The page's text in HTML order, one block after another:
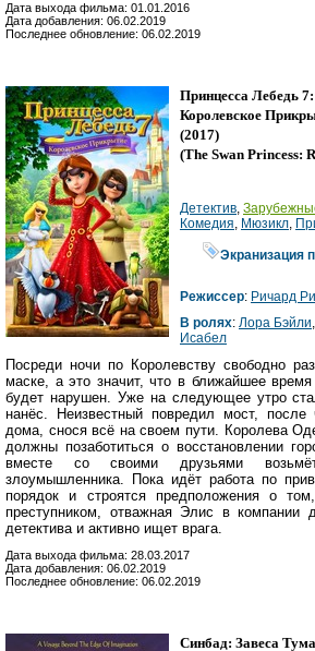
Дата выхода фильма: 01.01.2016
Дата добавления: 06.02.2019
Последнее обновление: 06.02.2019
Принцесса Лебедь 7:
Королевское
(2017)
(The Swan Princess:
Детектив,
Комедия, Мюзикл,
Экранизация
Режиссер: Ричард
В ролях: Лора Бэйли,
Исабел
Посреди ночи по Королевству свободно
маске, а это значит, что в ближайшее
будет нарушен. Уже на следующее утро
нанёс. Неизвестный повредил мост,
дома, снося всё на своем пути. Королева
должны позаботиться о восстановлении
вместе со своими друзьями
злоумышленника. Пока идёт работа по
порядок и строятся предположения о
преступником, отважная Элис в компании
детектива и активно ищет врага.
Дата выхода фильма: 28.03.2017
Дата добавления: 06.02.2019
Последнее обновление: 06.02.2019
Синбад: Завеса